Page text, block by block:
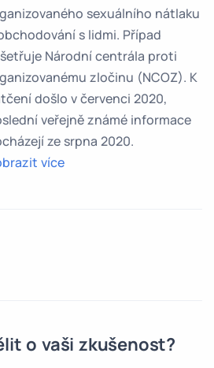
sexuálního nátlaku
s lidmi. Případ
Národní centrála proti
zločinu (NCOZ). K
došlo v červenci 2020,
veřejně známé informace
ze srpna 2020.
více
o vaši zkušenost?